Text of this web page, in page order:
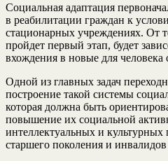
Социальная адаптация
в реабилитации граждан к
стационарных учреждениях. От
пройдет первый этап, будет
вхождения в новые для
Одной из главных задач
построение такой системы
которая должна быть
повышение их социальной
интеллектуальных и культурных
старшего поколения и